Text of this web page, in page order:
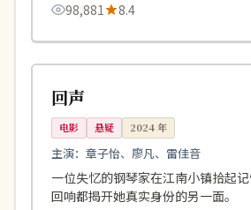
98,881 8.4
中国
院线
回声
电影 悬疑 2024年
主演：章子怡、廖凡、雷佳音
一位失忆的钢琴家在江南小镇拾起
回响都揭开她真实身份的另一面。